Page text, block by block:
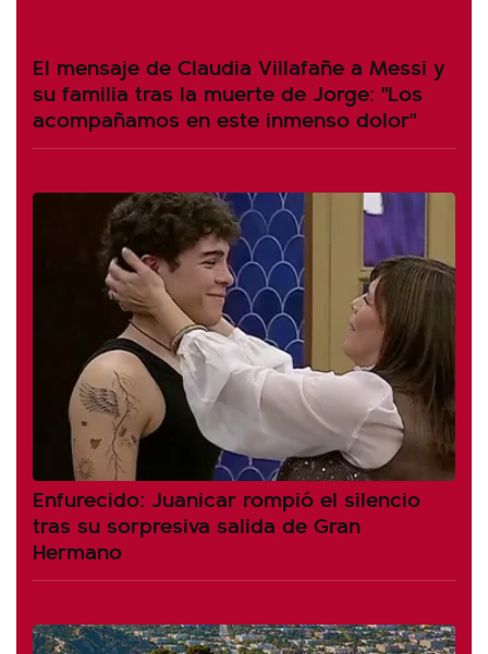
El mensaje de Claudia Villafañe a Messi y
su familia tras la muerte de Jorge: "Los
acompañamos en este inmenso dolor"
Enfurecido: Juanicar rompió el silencio
tras su sorpresiva salida de Gran
Hermano